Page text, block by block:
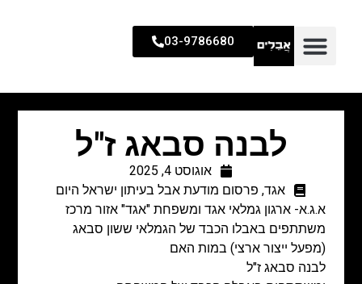
03-9786680
לבנה סבאג ז"ל
אוגוסט 4, 2025
אגד, פרסום מודעת אבל בעיתון ישראל היום
א.ג.א- ארגון גמלאי אגד ומשפחת "אגד" אזור מרכז
משתתפים באבלו הכבד של הגמלאי ששון סבאג
(מפעל ייצור ארצי) במות האם
לבנה סבאג ז"ל